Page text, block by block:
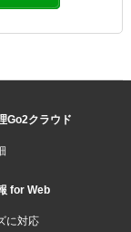
Go2クラウド
for Web
に対応